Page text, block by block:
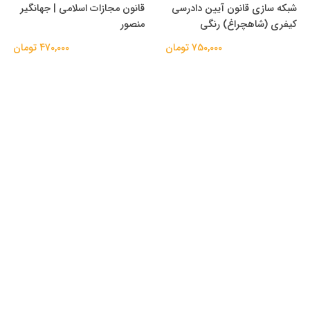
شبکه‌ سازی قانون آیین دادرسی
کیفری (شاهچراغ) رنگی
750,000 تومان
قانون مجازات اسلامی | جهانگیر
منصور
470,000 تومان